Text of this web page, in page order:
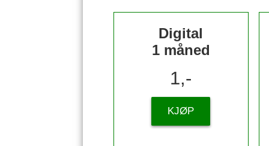
Digital
1 måned
1,-
KJØP